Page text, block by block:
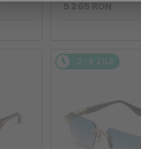
5 265 RON
2-4 ZILE